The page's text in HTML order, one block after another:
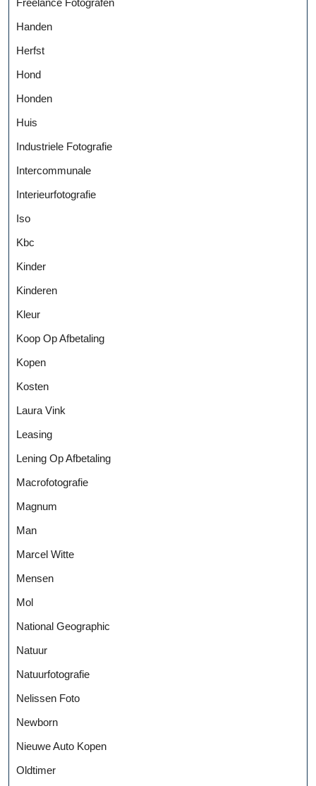
Freelance Fotografen
Handen
Herfst
Hond
Honden
Huis
Industriele Fotografie
Intercommunale
Interieurfotografie
Iso
Kbc
Kinder
Kinderen
Kleur
Koop Op Afbetaling
Kopen
Kosten
Laura Vink
Leasing
Lening Op Afbetaling
Macrofotografie
Magnum
Man
Marcel Witte
Mensen
Mol
National Geographic
Natuur
Natuurfotografie
Nelissen Foto
Newborn
Nieuwe Auto Kopen
Oldtimer